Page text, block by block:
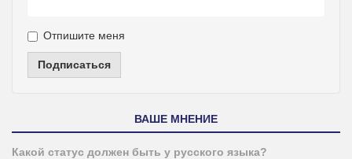
Отпишите меня
Подписаться
ВАШЕ МНЕНИЕ
Какой статус должен быть у русского языка?